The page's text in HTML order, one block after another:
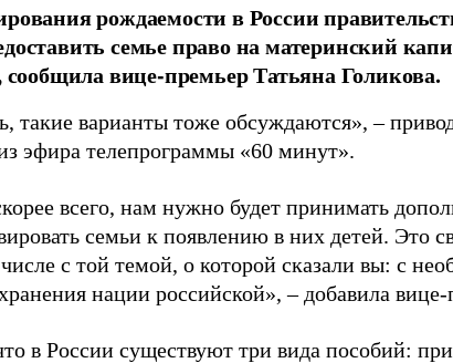
рождаемости в России
семье право на материнский
сообщила вице-премьер Татьяна Голикова.
такие варианты тоже обсуждаются», –
эфира телепрограммы «60 минут».
всего, нам нужно будет принимать
семьи к появлению в них детей. Это
с той темой, о которой сказали вы: с
нации российской», – добавила
в России существуют три вида пособий: